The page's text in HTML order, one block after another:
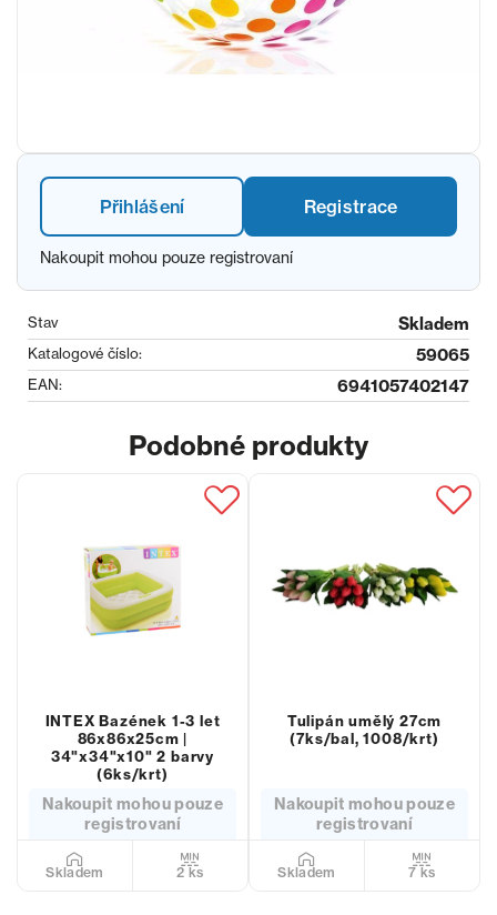
Přihlášení Registrace
Nakoupit mohou pouze registrovaní
Stav Skladem
Katalogové číslo: 59065
EAN: 6941057402147
Podobné produkty
INTEX Bazének 1-3 let
86x86x25cm |
34"x34"x10" 2 barvy
(6ks/krt)
Nakoupit mohou pouze
registrovaní
Skladem 2 ks
Tulipán umělý 27cm
(7ks/bal, 1008/krt)
Nakoupit mohou pouze
registrovaní
Skladem 7 ks